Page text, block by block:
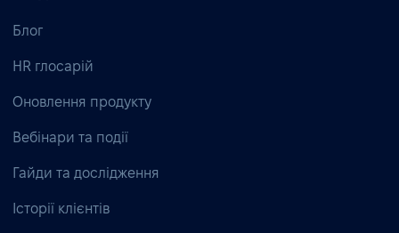
Блог
HR глосарій
Оновлення продукту
Вебінари та події
Гайди та дослідження
Історії клієнтів